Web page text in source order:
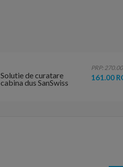
Solutie de curatare
cabina dus SanSwiss
PRP:
161.00